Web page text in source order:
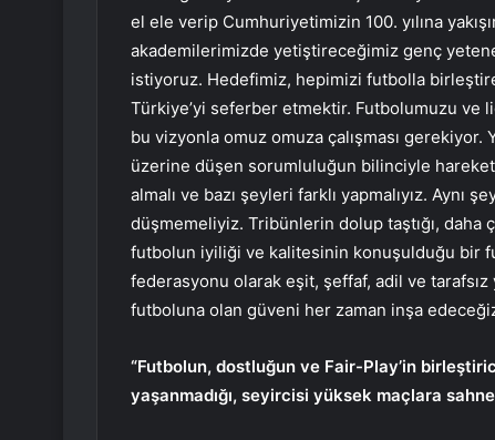
el ele verip Cumhuriyetimizin 100. yılına
akademilerimizde yetiştireceğimiz genç
istiyoruz. Hedefimiz, hepimizi futbolla
Türkiye’yi seferber etmektir. Futbolumuzu ve
bu vizyonla omuz omuza çalışması
üzerine düşen sorumluluğun bilinciyle
almalı ve bazı şeyleri farklı yapmalıyız. Aynı
düşmemeliyiz. Tribünlerin dolup taştığı,
futbolun iyiliği ve kalitesinin konuşulduğu bir
federasyonu olarak eşit, şeffaf, adil ve
futboluna olan güveni her zaman inşa
“Futbolun, dostluğun ve Fair-Play’in
yaşanmadığı, seyircisi yüksek maçlara